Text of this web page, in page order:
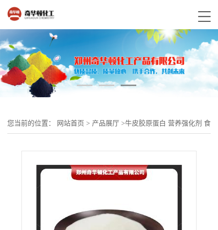
您当前的位置： 网站首页 > 产品展厅 >牛皮胶原蛋白 营养强化剂 食